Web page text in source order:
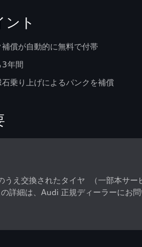
ト
償が自動的に無料で付帯
3年間
乗り上げによるパンクを補償
うえ交換されたタイヤ （一部本サー
詳細は、Audi 正規ディーラーにお